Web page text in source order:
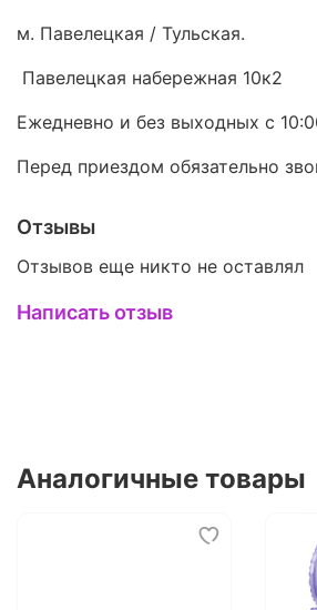
м. Павелецкая / Тульская.
Павелецкая набережная 10к2
Ежедневно и без выходных с
Перед приездом обязательно
Отзывы
Отзывов еще никто не оставлял
Написать отзыв
Аналогичные товары